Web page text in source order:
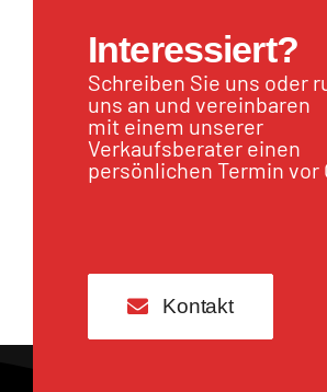
Interessiert?
Schreiben Sie uns oder
uns an und vereinbaren
mit einem unserer
Verkaufsberater einen
persönlichen Termin vor
Kontakt